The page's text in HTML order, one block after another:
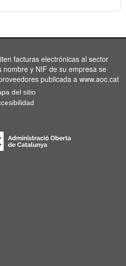
facturas electrónicas al sector
nombre y NIF de su empresa se
publicada a www.aoc.cat
del sitio